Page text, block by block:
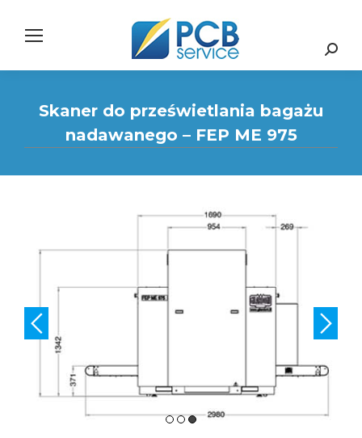
Search:
Skaner do prześwietlania bagażu
nadawanego – FEP ME 975